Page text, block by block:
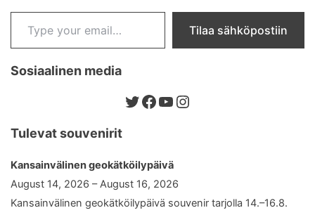
Type your email…
Tilaa sähköpostiin
Sosiaalinen media
Twitter
Facebook
YouTube
Instagram
Tulevat souvenirit
Kansainvälinen geokätköilypäivä
August 14, 2026 – August 16, 2026
Kansainvälinen geokätköilypäivä souvenir tarjolla 14.–16.8.